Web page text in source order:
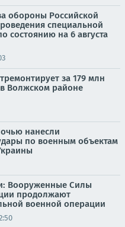
обороны Российской
специальной
состоянию на 6 августа
за 179 млн
Волжском районе
нанесли
по военным объектам
Вооруженные Силы
продолжают
военной операции